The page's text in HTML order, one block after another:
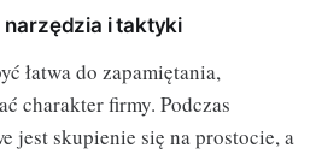
i taktyki
łatwa do zapamiętania,
charakter firmy. Podczas
jest skupienie się na prostocie, a